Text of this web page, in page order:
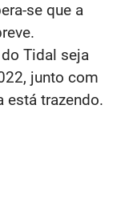
se que a
Tidal seja
junto com
está trazendo.